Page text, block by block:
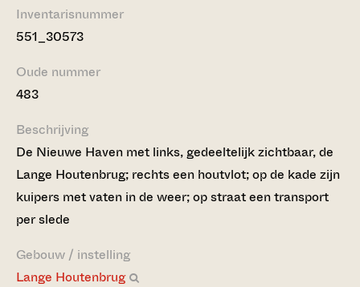
Inventarisnummer
551_30573
Oude nummer
483
Beschrijving
De Nieuwe Haven met links, gedeeltelijk zichtbaar, de
Lange Houtenbrug; rechts een houtvlot; op de kade zijn
kuipers met vaten in de weer; op straat een transport
per slede
Gebouw / instelling
Lange Houtenbrug